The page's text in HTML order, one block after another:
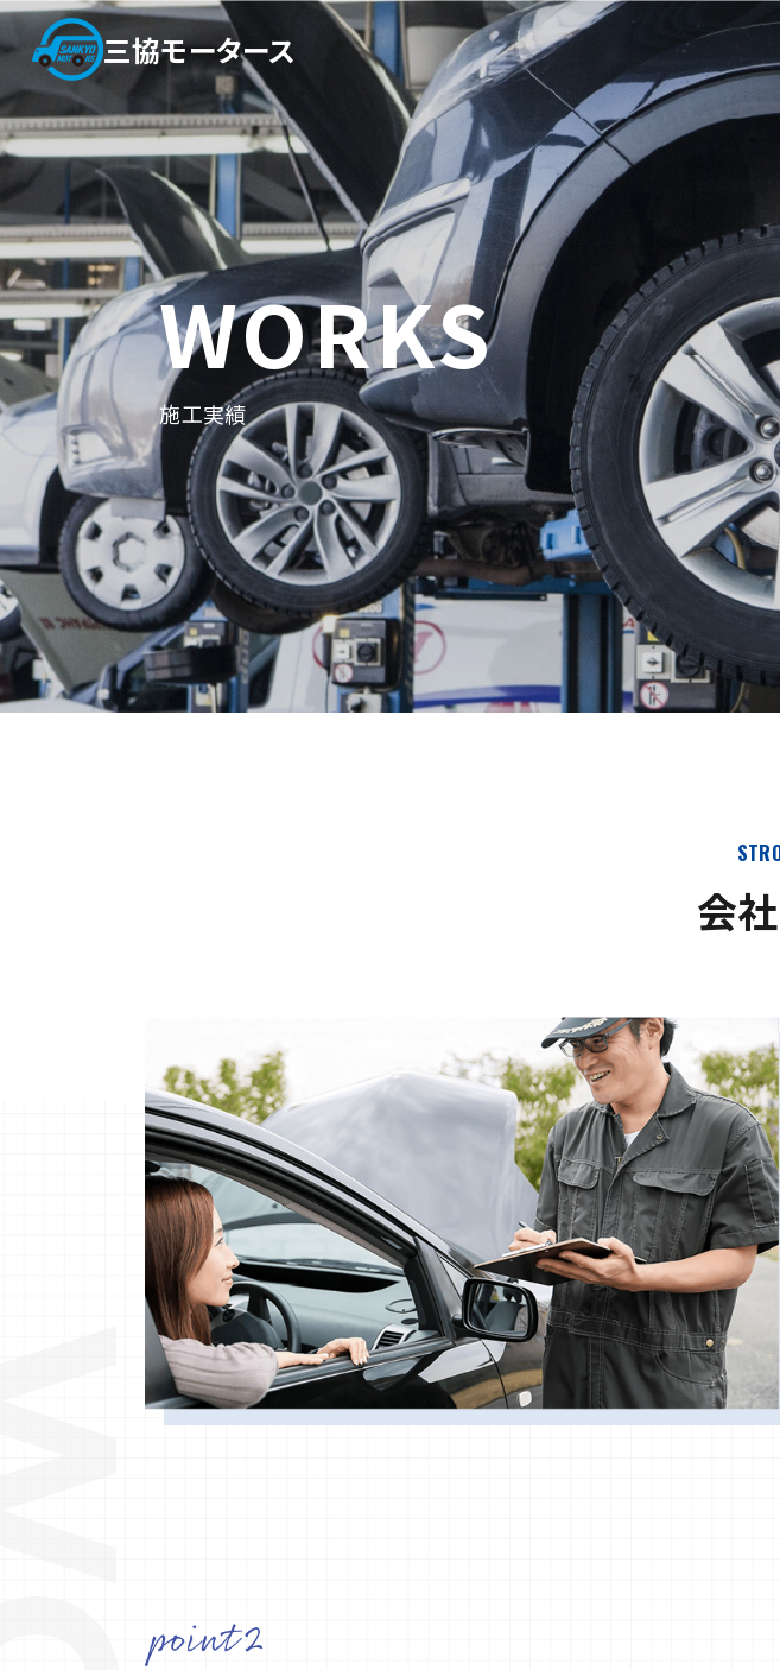
WORKS
施工実績
三協モータース
私たちについて
代表挨拶
企業理念
ビジョン
会社概要
施工実績
・ 鈑金塗装
・ カスタム塗装
・ 一般修理
サービス
鈑金塗装
車検
一般修理
会